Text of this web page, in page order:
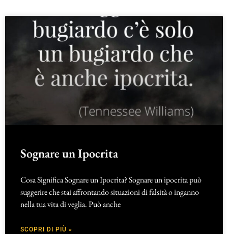
Sognare un Ipocrita
Cosa Significa Sognare un Ipocrita? Sognare un ipocrita può
suggerire che stai affrontando situazioni di falsità o inganno
nella tua vita di veglia. Può anche
SCOPRI DI PIÙ »